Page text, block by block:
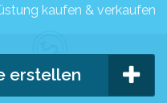
kaufen & verkaufen
erstellen